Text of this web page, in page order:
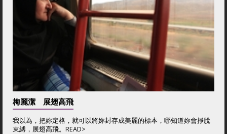
梅麗潔 展翅高飛
我以為，把妳定格，就可以將妳封存成美麗的標本，哪知道妳會掙脫
束縛，展翅高飛。 READ>